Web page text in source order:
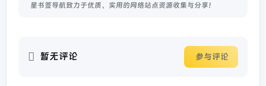
星书签导航致力于优质、实用的网络站点资源收集与分享！
暂无评论 参与评论